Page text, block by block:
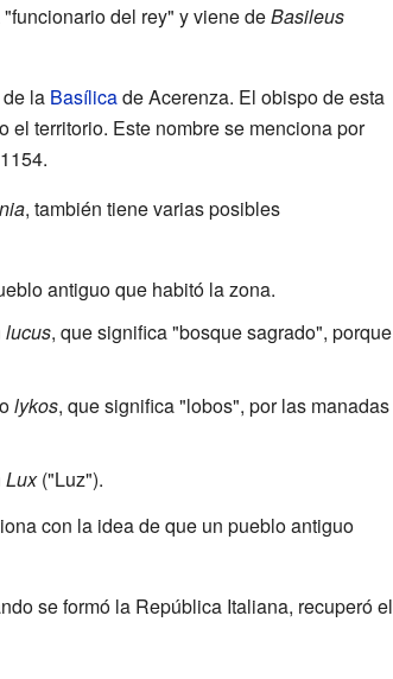
del rey" y viene deBasileus
la Basílicade Acerenza. El obispo de esta
el territorio. Este nombre se menciona por
, también tiene varias posibles
antiguo que habitó la zona.
lucus, que significa "bosque sagrado", porque
lykos, que significa "lobos", por las manadas
Lux("Luz").
con la idea de que un pueblo antiguo
se formó la República Italiana, recuperó el